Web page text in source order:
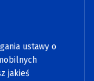
ustawy o
jakieś